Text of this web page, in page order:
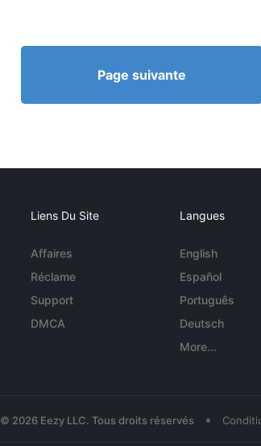
Page suivante
Liens Du Site
Affaires
Réclame
Support
DMCA
Langues
English
Español
Português
Deutsch
More...
© 2026 Eezy LLC. Tous droits réservés •